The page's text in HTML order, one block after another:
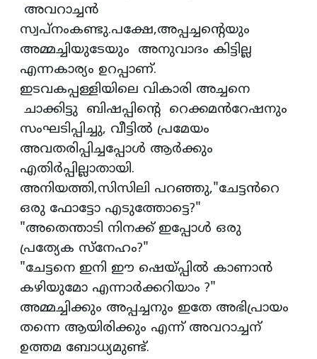
അവറാച്ചൻ
സ്വപ്നംകണ്ടു.പക്ഷേ,അപ്പച്ചൻ്റെയും
അമ്മച്ചിയുടേയും അനുവാദം കിട്ടില്ല
എന്നകാര്യം ഉറപ്പാണ്.
ഇടവകപ്പള്ളിയിലെ വികാരി അച്ചനെ
ചാക്കിട്ടു ബിഷപ്പിൻ്റെ റെക്കമൻറേഷനും
സംഘടിപ്പിച്ചു, വീട്ടിൽ പ്രമേയം
അവതരിപ്പിച്ചപ്പോൾ ആർക്കും
എതിർപ്പില്ലാതായി.
അനിയത്തി,സിസിലി പറഞ്ഞു,"ചേട്ടൻറെ
ഒരു ഫോട്ടോ എടുത്തോട്ടെ?"
"അതെന്താടി നിനക്ക് ഇപ്പോൾ ഒരു
പ്രത്യേക സ്നേഹം?"
"ചേട്ടനെ ഇനി ഈ ഷെയ്പ്പിൽ കാണാൻ
കഴിയുമോ എന്നാർക്കറിയാം ?"
അമ്മച്ചിക്കും അപ്പച്ചനും ഇതേ അഭിപ്രായം
തന്നെ ആയിരിക്കും എന്ന് അവറാച്ചന്
ഉത്തമ ബോധ്യമുണ്ട്.